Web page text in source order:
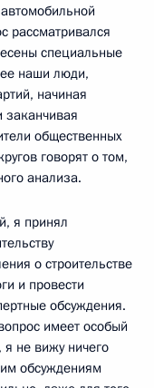
рассматривался
специальные
наши люди,
начиная
заканчивая
общественных
говорят о том,
анализа.
я принял
о строительстве
и провести
обсуждения.
имеет особый
не вижу ничего
обсуждениям